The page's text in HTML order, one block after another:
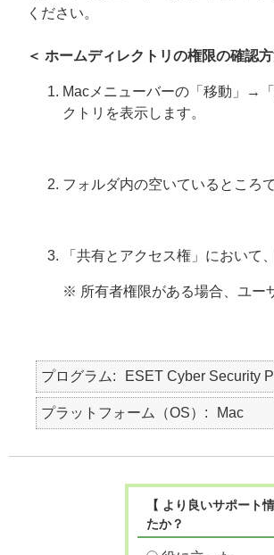
ください。
＜ ホームディレクトリの権限の確認方
Macメニューバーの「移動」→
クトリを表示します。
フォルダ内の空いているところ
「共有とアクセス権」におい
※ 所有者権限がある場合、ユー
プログラム ESET Cyber Security
プラットフォーム（OS） Mac
【 より良いサポート
たか？